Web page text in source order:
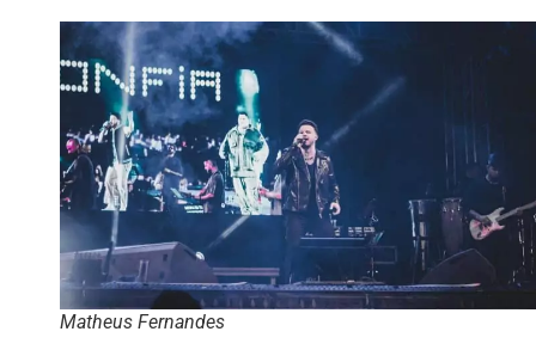
Matheus Fernandes